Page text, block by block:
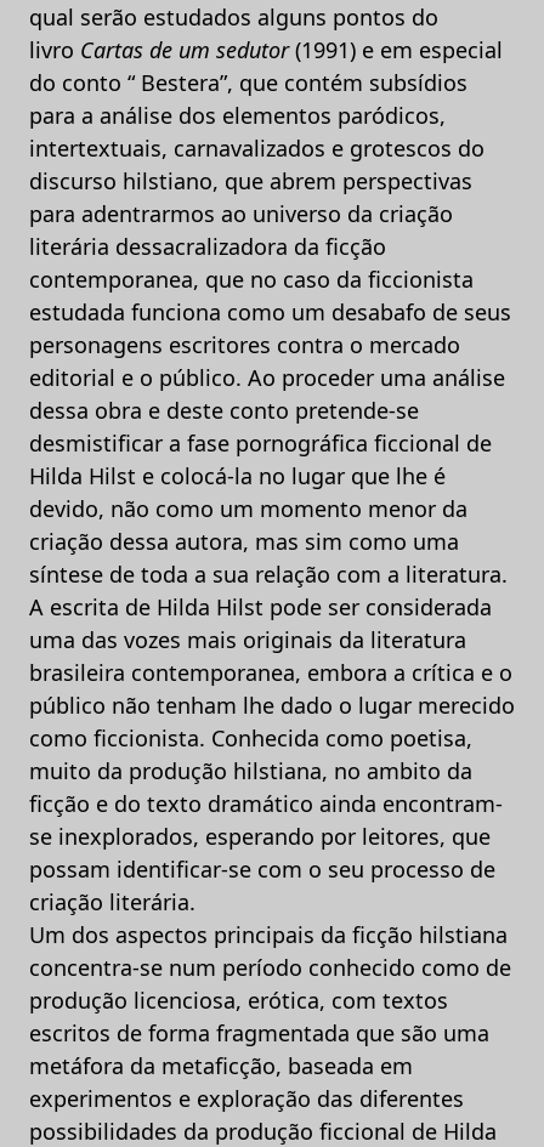
qual serão estudados alguns pontos do
livro Cartas de um sedutor(1991) e em especial
do conto “ Bestera”, que contém subsídios
para a análise dos elementos paródicos,
intertextuais, carnavalizados e grotescos do
discurso hilstiano, que abrem perspectivas
para adentrarmos ao universo da criação
literária dessacralizadora da ficção
contemporanea, que no caso da ficcionista
estudada funciona como um desabafo de seus
personagens escritores contra o mercado
editorial e o público. Ao proceder uma análise
dessa obra e deste conto pretende-se
desmistificar a fase pornográfica ficcional de
Hilda Hilst e colocá-la no lugar que lhe é
devido, não como um momento menor da
criação dessa autora, mas sim como uma
síntese de toda a sua relação com a literatura.
A escrita de Hilda Hilst pode ser considerada
uma das vozes mais originais da literatura
brasileira contemporanea, embora a crítica e o
público não tenham lhe dado o lugar merecido
como ficcionista. Conhecida como poetisa,
muito da produção hilstiana, no ambito da
ficção e do texto dramático ainda encontram-
se inexplorados, esperando por leitores, que
possam identificar-se com o seu processo de
criação literária.
Um dos aspectos principais da ficção hilstiana
concentra-se num período conhecido como de
produção licenciosa, erótica, com textos
escritos de forma fragmentada que são uma
metáfora da metaficção, baseada em
experimentos e exploração das diferentes
possibilidades da produção ficcional de Hilda